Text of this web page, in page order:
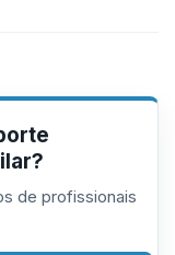
de profissionais